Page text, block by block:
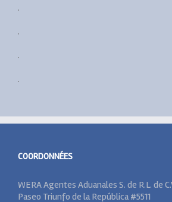
COORDONNÉES
WERA Agentes Aduanales S. de R.L. de
Paseo Triunfo de la República #5511